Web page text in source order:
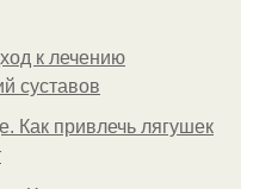
к лечению
суставов
Как привлечь лягушек